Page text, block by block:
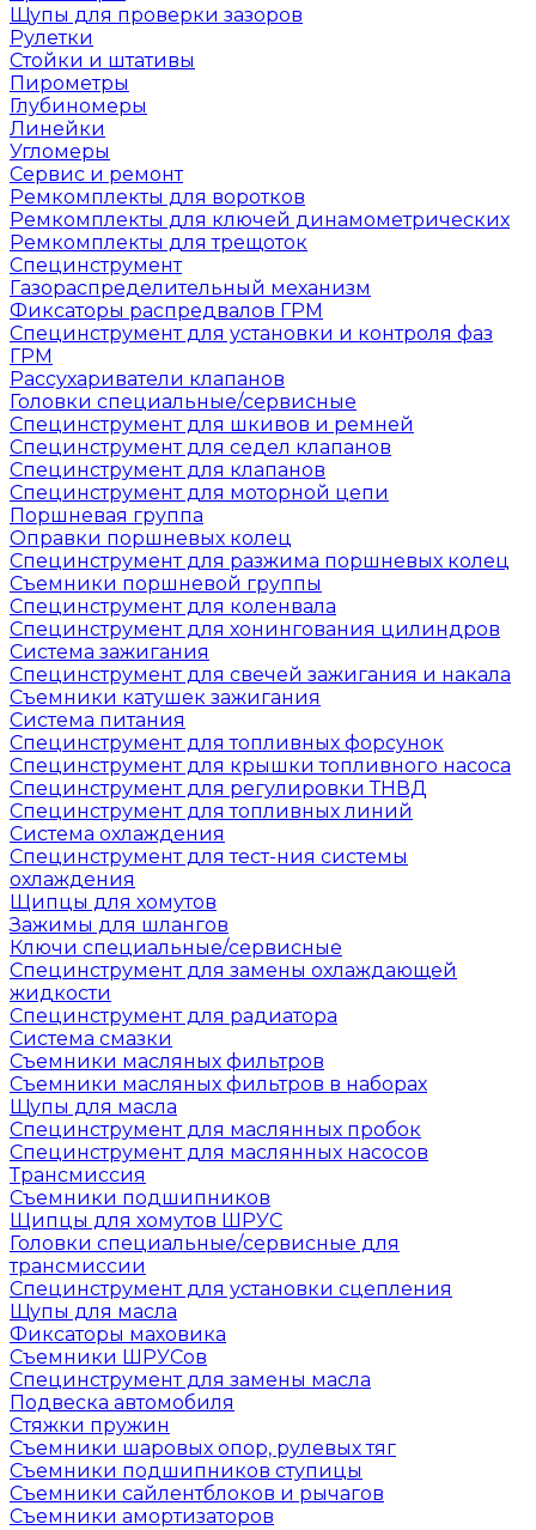
Щупы для проверки зазоров
Рулетки
Стойки и штативы
Пирометры
Глубиномеры
Линейки
Угломеры
Сервис и ремонт
Ремкомплекты для воротков
Ремкомплекты для ключей динамометрических
Ремкомплекты для трещоток
Специнструмент
Газораспределительный механизм
Фиксаторы распредвалов ГРМ
Специнструмент для установки и контроля фаз
ГРМ
Рассухариватели клапанов
Головки специальные/сервисные
Специнструмент для шкивов и ремней
Специнструмент для седел клапанов
Специнструмент для клапанов
Специнструмент для моторной цепи
Поршневая группа
Оправки поршневых колец
Специнструмент для разжима поршневых колец
Съемники поршневой группы
Специнструмент для коленвала
Специнструмент для хонингования цилиндров
Система зажигания
Специнструмент для свечей зажигания и накала
Съемники катушек зажигания
Система питания
Специнструмент для топливных форсунок
Специнструмент для крышки топливного насоса
Специнструмент для регулировки ТНВД
Специнструмент для топливных линий
Система охлаждения
Специнструмент для тест-ния системы
охлаждения
Щипцы для хомутов
Зажимы для шлангов
Ключи специальные/сервисные
Специнструмент для замены охлаждающей
жидкости
Специнструмент для радиатора
Система смазки
Съемники масляных фильтров
Съемники масляных фильтров в наборах
Щупы для масла
Специнструмент для маслянных пробок
Специнструмент для маслянных насосов
Трансмиссия
Съемники подшипников
Щипцы для хомутов ШРУС
Головки специальные/сервисные для
трансмиссии
Специнструмент для установки сцепления
Щупы для масла
Фиксаторы маховика
Съемники ШРУСов
Специнструмент для замены масла
Подвеска автомобиля
Стяжки пружин
Съемники шаровых опор, рулевых тяг
Съемники подшипников ступицы
Съемники сайлентблоков и рычагов
Съемники амортизаторов